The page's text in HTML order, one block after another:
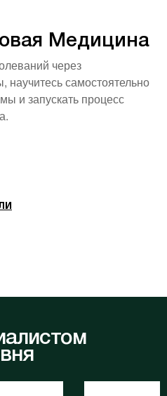
Медицина
через
научитесь самостоятельно
и запускать процесс